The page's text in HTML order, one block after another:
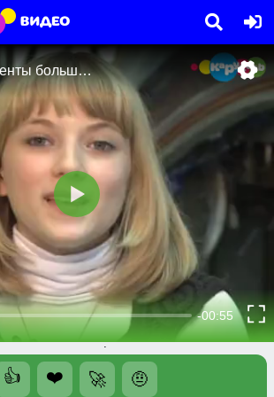
Какие эксперименты больше всего
космонавтам на орбите?
больше всего нравится
на орбите?
👍 ❤️ 🚀 🤨